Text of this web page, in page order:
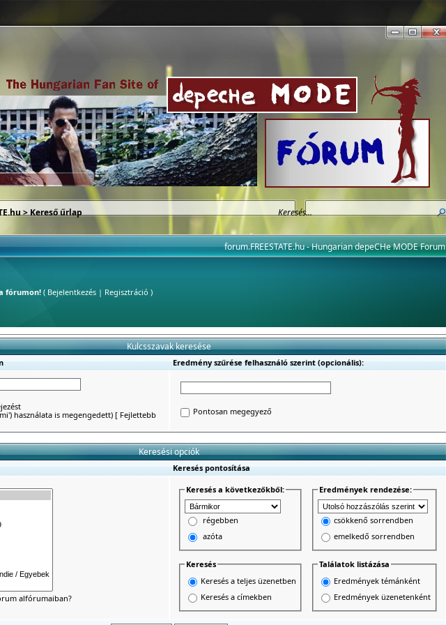
> Kereső űrlap
forum.FREESTATE.hu - Hungarian depeCHe MODE Forum
fórumon!( Bejelentkezés| Regisztráció )
Kulcsszavak keresése
Eredmény szűrése felhasználó szerint (opcionális):
használata is megengedett)[ Fejlettebb
Pontosan megegyező
Keresési opciók
Keresés pontosítása
alfórumaiban?
Keresés a következőkből:
régebben
azóta
Eredmények rendezése:
csökkenő sorrendben
emelkedő sorrendben
Keresés
Keresés a teljes üzenetben
Keresés a címekben
Találatok listázása
Eredmények témánként
Eredmények üzenetenként